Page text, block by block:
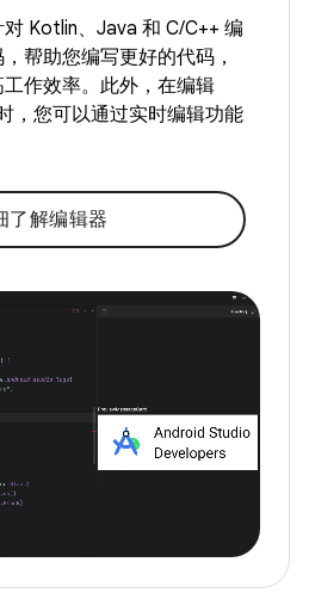
Kotlin、Java 和 C/C++ 编
帮助您编写更好的代码，
作效率。此外，在编辑
，您可以通过实时编辑功能
了解编辑器